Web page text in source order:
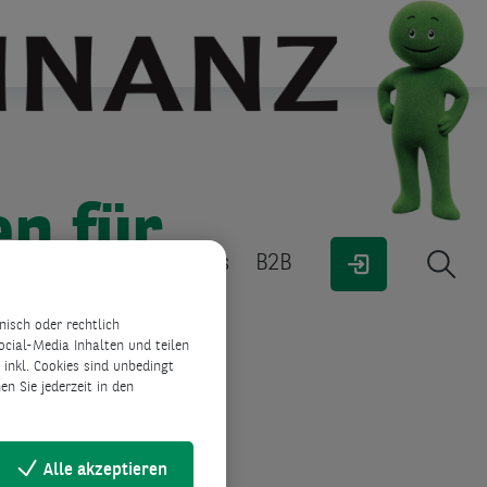
Kauf auf Rechnung &
Lastschrift
Über uns B2B
für
Sie
oder rechtlich
Media Inhalten und teilen
Cookies sind unbedingt
Sie jederzeit in den
Alle akzeptieren